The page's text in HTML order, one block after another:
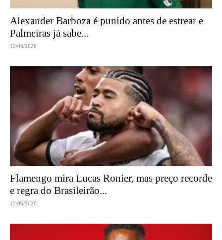
Alexander Barboza é punido antes de estrear e
Palmeiras já sabe...
12/06/2026
Flamengo mira Lucas Ronier, mas preço recorde
e regra do Brasileirão...
12/06/2026